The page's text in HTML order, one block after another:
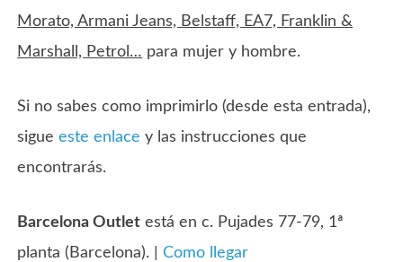
Morato, Armani Jeans, Belstaff, EA7, Franklin &
Marshall, Petrol… para mujer y hombre.
Si no sabes como imprimirlo (desde esta entrada),
sigueeste enlace y las instrucciones que
encontrarás.
Barcelona Outlet está en c. Pujades 77-79, 1ª
planta (Barcelona). |Como llegar